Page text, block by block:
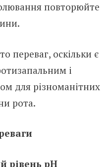
повторюйте
переваг, оскільки є
і
для різноманітних
рота.
рівень pH